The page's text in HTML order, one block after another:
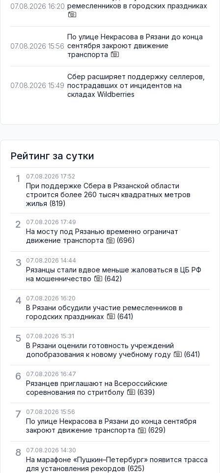
07.08.2026 16:20 ремесленников в городских праздниках
07.08.2026 15:56
По улице Некрасова в Рязани до конца
сентября закроют движение
транспорта
07.08.2026 15:49
Сбер расширяет поддержку селлеров,
пострадавших от инцидентов на
складах Wildberries
Рейтинг за сутки
1
07.08.2026 17:52
При поддержке Сбера в Рязанской области
строится более 260 тысяч квадратных метров
жилья (819)
2 07.08.2026 17:49
На мосту под Рязанью временно ограничат
движение транспорта
(696)
3 07.08.2026 14:44
Рязанцы стали вдвое меньше жаловаться в ЦБ РФ
на мошенничество
(642)
4 07.08.2026 16:20
В Рязани обсудили участие ремесленников в
городских праздниках
(641)
5 07.08.2026 15:31
В Рязани оценили готовность учреждений
допобразования к новому учебному году
(641)
6 07.08.2026 16:47
Рязанцев приглашают на Всероссийские
соревнования по стритболу
(639)
7 07.08.2026 15:56
По улице Некрасова в Рязани до конца сентября
закроют движение транспорта
(629)
8 07.08.2026 14:30
На марафоне «Пушкин–Петербург» появится трасса
для установления рекордов (625)